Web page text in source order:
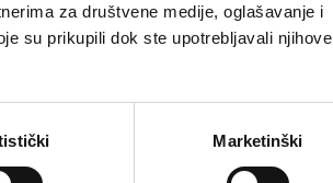
za društvene medije, oglašavanje i
su prikupili dok ste upotrebljavali njihove
Marketinški
i